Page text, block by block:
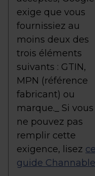
exige que vous
fournissiez au
moins deux des
trois éléments
suivants : GTIN,
MPN (référence
fabricant) ou
marque._ Si vous
ne pouvez pas
remplir cette
exigence, lisez ce
guide Channable